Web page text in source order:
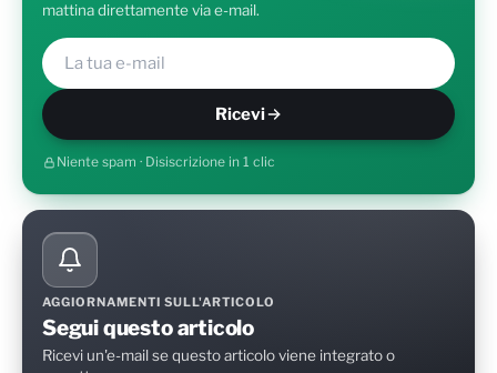
mattina direttamente via e-mail.
Ricevi
Niente spam · Disiscrizione in 1 clic
AGGIORNAMENTI SULL'ARTICOLO
Segui questo articolo
Ricevi un'e-mail se questo articolo viene integrato o